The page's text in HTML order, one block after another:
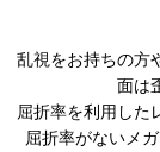
乱視をお持ちの方
面は
屈折率を利用した
屈折率がないメ